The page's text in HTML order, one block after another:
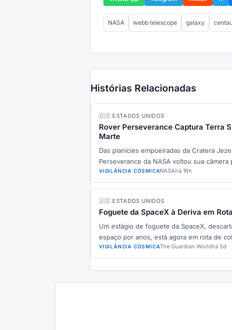
NASA webb telescope galaxy
Histórias Relacionadas
🇺🇸 ESTADOS UNIDOS
Rover Perseverance Captura Terra
Marte
Das planícies empoeiradas da Cratera
Perseverance da NASA voltou sua câmera
VIGILÂNCIA CÓSMICANASAhá 16h
🇺🇸 ESTADOS UNIDOS
Foguete da SpaceX à Deriva em
Um estágio de foguete da SpaceX,
espaço por anos, está agora em rota de
VIGILÂNCIA CÓSMICAThe Guardian Worldhá 5d